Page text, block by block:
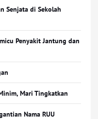
Senjata di Sekolah
Penyakit Jantung dan
Mari Tingkatkan
Nama RUU